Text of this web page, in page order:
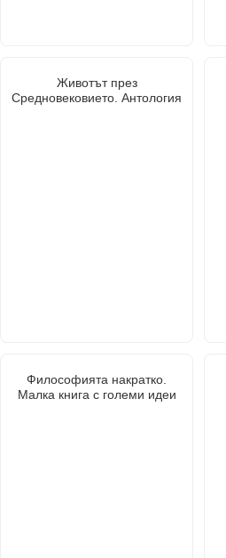
Животът през
Средновековието. Антология
Философията накратко.
Малка книга с големи идеи